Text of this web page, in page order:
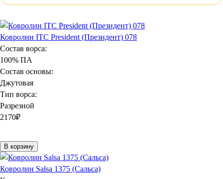
Ковролин ITC President (Президент) 078
Состав ворса:
100% ПА
Состав основы:
Джутовая
Тип ворса:
Разрезной
2170₽
В корзину
Ковролин Salsa 1375 (Сальса)